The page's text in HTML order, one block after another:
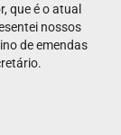
que é o atual
nossos
de emendas